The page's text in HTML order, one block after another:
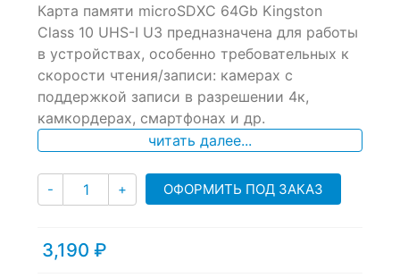
out
on
customer
ratings
Карта памяти microSDXC 64Gb Kingston
Class 10 UHS-I U3 предназначена для работы
в устройствах, особенно требовательных к
скорости чтения/записи: камерах с
поддержкой записи в разрешении 4к,
камкордерах, смартфонах и др.
читать далее...
- Количество
+ ОФОРМИТЬ ПОД ЗАКАЗ
3,190 ₽